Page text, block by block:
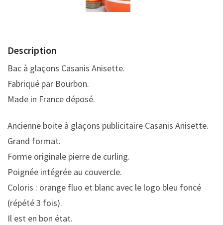
Description
Bac à glaçons Casanis Anisette.
Fabriqué par Bourbon.
Made in France déposé.
Ancienne boite à glaçons publicitaire Casanis Anisette.
Grand format.
Forme originale pierre de curling.
Poignée intégrée au couvercle.
Coloris : orange fluo et blanc avec le logo bleu foncé
(répété 3 fois).
Il est en bon état.